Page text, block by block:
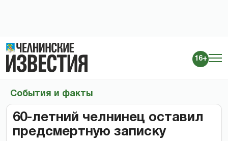
16+
События и факты
60-летний челнинец оставил
предсмертную записку